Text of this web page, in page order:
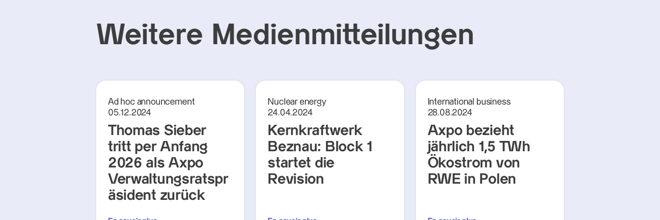
Weitere Medienmitteilungen
Ad hoc announcement
05.12.2024
Thomas Sieber
tritt per Anfang
2026 als Axpo
Verwaltungsratspr
äsident zurück
Nuclear energy
24.04.2024
Kernkraftwerk
Beznau: Block 1
startet die
Revision
International business
28.08.2024
Axpo bezieht
jährlich 1,5 TWh
Ökostrom von
RWE in Polen